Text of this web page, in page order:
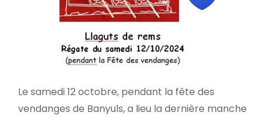
Le samedi 12 octobre, pendant la fête des
vendanges de Banyuls, a lieu la dernière manche